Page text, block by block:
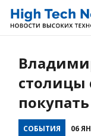
столицы
СОБЫТИЯ 06